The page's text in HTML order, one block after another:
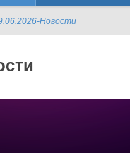
Новости